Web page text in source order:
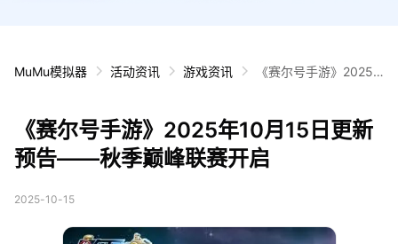
MuMu模拟器 活动资讯 游戏资讯
《赛尔号手游》2025
《赛尔号手游》2025年10月15日更新
预告——秋季巅峰联赛开启
2025-10-15